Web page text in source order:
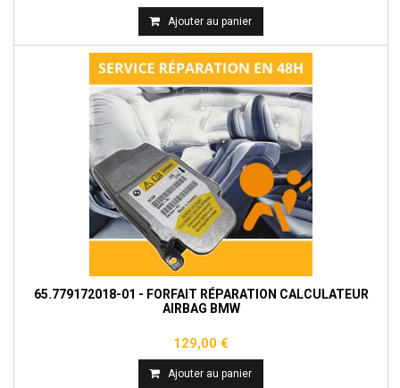
Ajouter au panier
65.779172018-01 - FORFAIT RÉPARATION CALCULATEUR
AIRBAG BMW
129,00 €
Ajouter au panier